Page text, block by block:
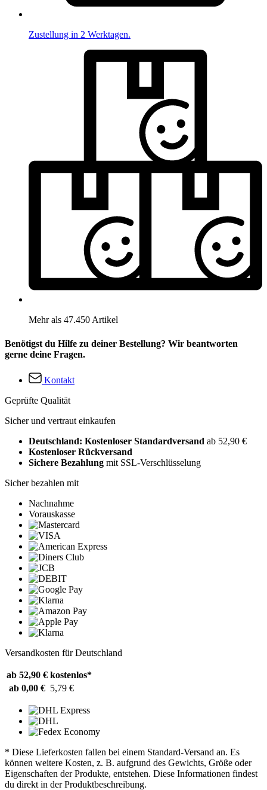
Zustellung in 2 Werktagen.
Mehr als 47.450 Artikel
Benötigst du Hilfe zu deiner Bestellung? Wir beantworten
gerne deine Fragen.
Kontakt
Geprüfte Qualität
Sicher und vertraut einkaufen
Deutschland: Kostenloser Standardversand ab 52,90 €
Kostenloser Rückversand
Sichere Bezahlung mit SSL-Verschlüsselung
Sicher bezahlen mit
Nachnahme
Vorauskasse
Versandkosten für Deutschland
ab 52,90 € kostenlos*
ab 0,00 € 5,79 €
* Diese Lieferkosten fallen bei einem Standard-Versand an. Es
können weitere Kosten, z. B. aufgrund des Gewichts, Größe oder
Eigenschaften der Produkte, entstehen. Diese Informationen findest
du direkt in der Produktbeschreibung.